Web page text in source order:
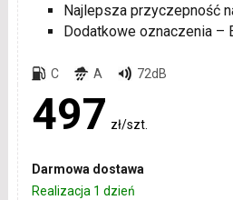
Najlepsza przyczepność
Dodatkowe oznaczenia –
C A 72dB
497 zł/szt.
Darmowa dostawa
Realizacja 1 dzień